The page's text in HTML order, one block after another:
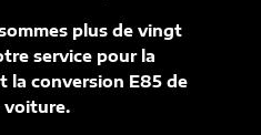
plus de vingt
service pour la
la conversion E85 de
voiture.